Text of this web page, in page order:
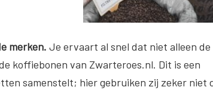
merken. Je ervaart al snel dat niet alleen de
koffiebonen van Zwarteroes.nl. Dit is een
samenstelt; hier gebruiken zij zeker niet